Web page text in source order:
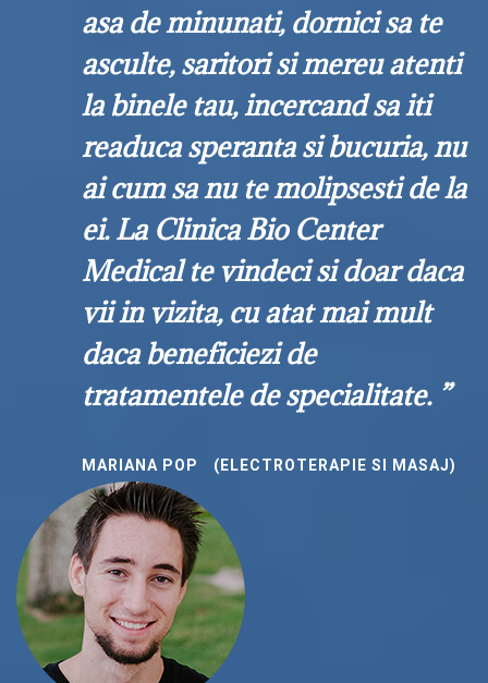
asa de minunati, dornici sa te
asculte, saritori si mereu atenti
la binele tau, incercand sa iti
readuca speranta si bucuria, nu
ai cum sa nu te molipsesti de la
ei. La Clinica Bio Center
Medical te vindeci si doar daca
vii in vizita, cu atat mai mult
daca beneficiezi de
tratamentele de specialitate. ”
MARIANA POP (ELECTROTERAPIE SI MASAJ)